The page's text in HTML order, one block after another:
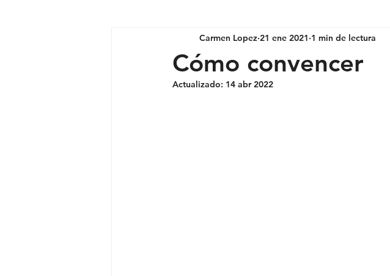
Cómo convencer
Carmen Lopez 21 ene 2021 1 min de lectura
Actualizado: 14 abr 2022